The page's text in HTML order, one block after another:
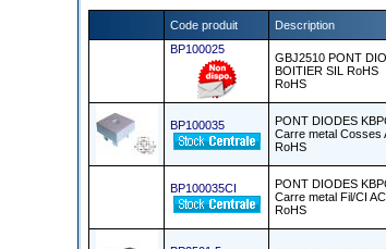
Code produit Description
BP100025
GBJ2510 PONT
BOITIER SIL RoHS
RoHS
BP100035
PONT DIODES
Carre metal Cosses
RoHS
BP100035CI
PONT DIODES
Carre metal Fil/CI
RoHS